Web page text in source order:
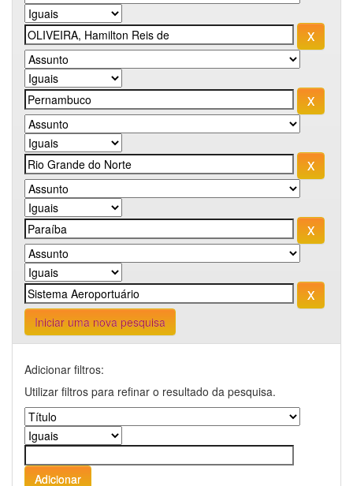
Iniciar uma nova pesquisa
Adicionar filtros:
Utilizar filtros para refinar o resultado da pesquisa.